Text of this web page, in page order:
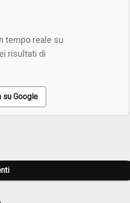
tempo reale su
risultati di
su Google